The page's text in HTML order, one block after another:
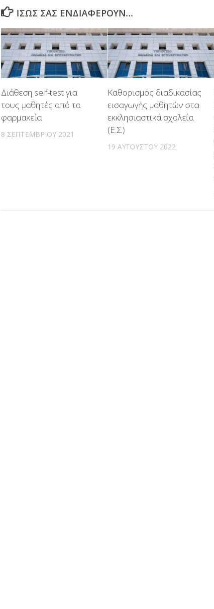
ΊΣΩΣ ΣΑΣ ΕΝΔΙΑΦΈΡΟΥΝ…
Διάθεση self-test για
τους μαθητές από τα
φαρμακεία
8 ΣΕΠΤΕΜΒΡΊΟΥ 2021
Καθορισμός διαδικασίας
εισαγωγής μαθητών στα
εκκλησιαστικά σχολεία
(Ε.Σ.)
19 ΑΥΓΟΎΣΤΟΥ 2022